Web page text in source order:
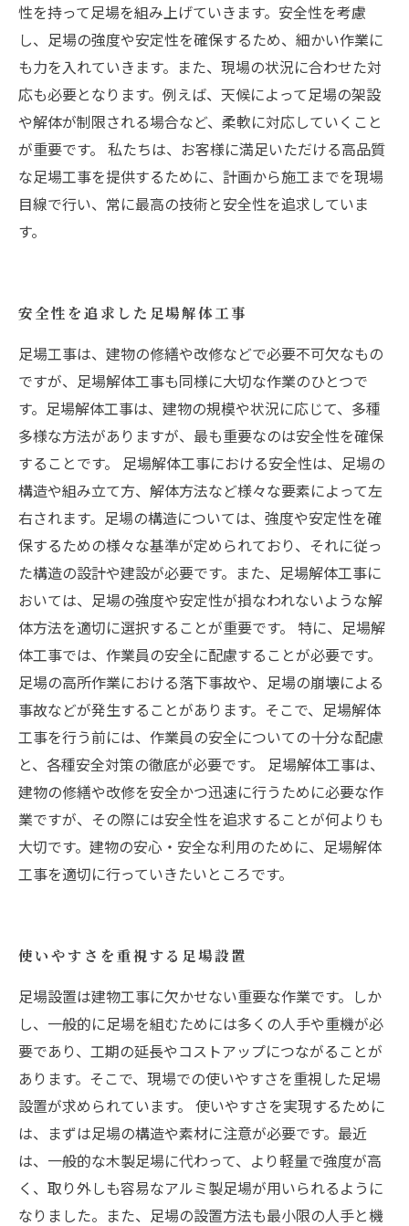
性を持って足場を組み上げていきます。安全性を考慮
し、足場の強度や安定性を確保するため、細かい作業に
も力を入れていきます。また、現場の状況に合わせた対
応も必要となります。例えば、天候によって足場の架設
や解体が制限される場合など、柔軟に対応していくこと
が重要です。 私たちは、お客様に満足いただける高品質
な足場工事を提供するために、計画から施工までを現場
目線で行い、常に最高の技術と安全性を追求していま
す。
安全性を追求した足場解体工事
足場工事は、建物の修繕や改修などで必要不可欠なもの
ですが、足場解体工事も同様に大切な作業のひとつで
す。足場解体工事は、建物の規模や状況に応じて、多種
多様な方法がありますが、最も重要なのは安全性を確保
することです。 足場解体工事における安全性は、足場の
構造や組み立て方、解体方法など様々な要素によって左
右されます。足場の構造については、強度や安定性を確
保するための様々な基準が定められており、それに従っ
た構造の設計や建設が必要です。また、足場解体工事に
おいては、足場の強度や安定性が損なわれないような解
体方法を適切に選択することが重要です。 特に、足場解
体工事では、作業員の安全に配慮することが必要です。
足場の高所作業における落下事故や、足場の崩壊による
事故などが発生することがあります。そこで、足場解体
工事を行う前には、作業員の安全についての十分な配慮
と、各種安全対策の徹底が必要です。 足場解体工事は、
建物の修繕や改修を安全かつ迅速に行うために必要な作
業ですが、その際には安全性を追求することが何よりも
大切です。建物の安心・安全な利用のために、足場解体
工事を適切に行っていきたいところです。
使いやすさを重視する足場設置
足場設置は建物工事に欠かせない重要な作業です。しか
し、一般的に足場を組むためには多くの人手や重機が必
要であり、工期の延長やコストアップにつながることが
あります。そこで、現場での使いやすさを重視した足場
設置が求められています。 使いやすさを実現するために
は、まずは足場の構造や素材に注意が必要です。最近
は、一般的な木製足場に代わって、より軽量で強度が高
く、取り外しも容易なアルミ製足場が用いられるように
なりました。また、足場の設置方法も最小限の人手と機